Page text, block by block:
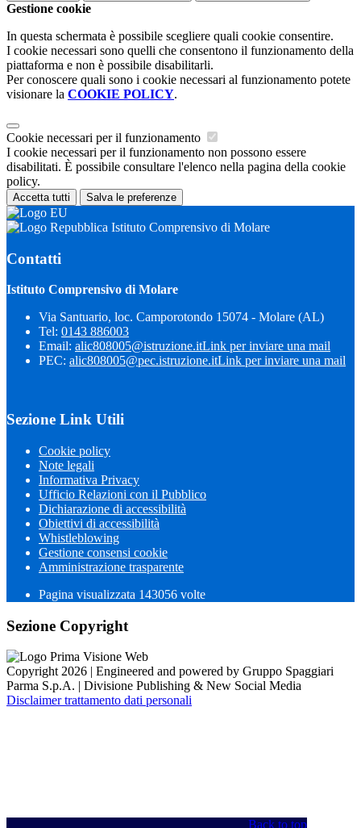
Gestione cookie
In questa schermata è possibile scegliere quali cookie consentire.
I cookie necessari sono quelli che consentono il funzionamento della
piattaforma e non è possibile disabilitarli.
Per conoscere quali sono i cookie necessari al funzionamento potete
visionare la COOKIE POLICY.
Cookie necessari per il funzionamento
I cookie necessari per il funzionamento non possono essere
disabilitati. È possibile consultare l'elenco nella pagina della cookie
policy.
Accetta tutti Salva le preferenze
Istituto Comprensivo di Molare
Contatti
Istituto Comprensivo di Molare
Via Santuario, loc. Camporotondo 15074 - Molare (AL)
Tel: 0143 886003
Email: alic808005@istruzione.itLink per inviare una mail
PEC: alic808005@pec.istruzione.itLink per inviare una mail
Sezione Link Utili
Cookie policy
Note legali
Informativa Privacy
Ufficio Relazioni con il Pubblico
Dichiarazione di accessibilità
Obiettivi di accessibilità
Whistleblowing
Gestione consensi cookie
Amministrazione trasparente
Pagina visualizzata 143056 volte
Sezione Copyright
Copyright 2026 | Engineered and powered by Gruppo Spaggiari
Parma S.p.A. | Divisione Publishing & New Social Media
Disclaimer trattamento dati personali
Back to top